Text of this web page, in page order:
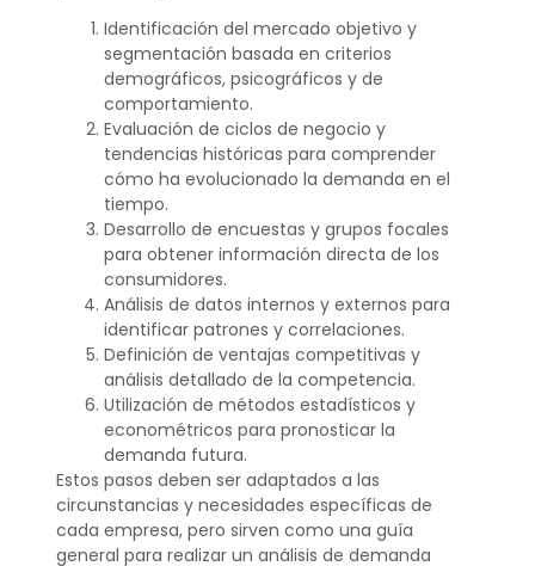
Identificación del mercado objetivo y
segmentación basada en criterios
demográficos, psicográficos y de
comportamiento.
Evaluación de ciclos de negocio y
tendencias históricas para comprender
cómo ha evolucionado la demanda en el
tiempo.
Desarrollo de encuestas y grupos focales
para obtener información directa de los
consumidores.
Análisis de datos internos y externos para
identificar patrones y correlaciones.
Definición de ventajas competitivas y
análisis detallado de la competencia.
Utilización de métodos estadísticos y
econométricos para pronosticar la
demanda futura.
Estos pasos deben ser adaptados a las
circunstancias y necesidades específicas de
cada empresa, pero sirven como una guía
general para realizar un análisis de demanda